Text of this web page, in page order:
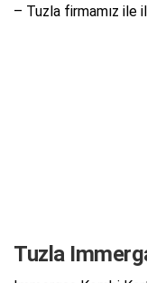
– Tuzla firmamız ile
Tuzla